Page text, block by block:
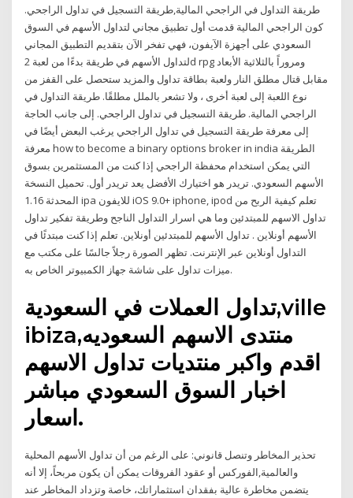
طريقة التداول في الراجحي المالية,طريقة التسجيل في تداول الراجحي.
كون الراجحي المالية قدمت أول تطبيق مجاني لتداول الأسهم في السوق
السعودي على أجهزة الآيفون، فهي تفخر الآن بتقديم التطبيق المجاني
لتداول الأسهم في طريقة بدءًا من لعبة 2d rpg ومروراً بالثلاثية الأبعاد
مقابل قتال مطلق النار ولعبة بطاقة تداول والمزيد ستحصل على القفز من
نوع اللعبة إلى لعبة أخرى ، ولا تشعر بالملل مطلقًا. طريقة التداول في
الراجحي المالية. طريقة التسجيل في تداول الراجحي. إلى جانب الحاجة
إلى معرفة طريقة التسجيل في تداول الراجحي يرغب البعض أيضًا في
معرفة how to become a binary options broker in india الطريقة
التي يمكن استخدام محفظة الراجحي إذا كنت من المستثمرين بسوق
الأسهم السعودي. تريدر هو اختيارك الأفضل يعد تريدر أول. تحميل النسخة
المحدثة 1.16 ipa للايفون iOS 9.0+ iphone, ipod تعلم كيفية الربح من
تداول الاسهم للمبتدئين وما هي اسرار التداول الناجح وطريقة تفكير تداول
الأسهم أونلاين . تداول الأسهم للمبتدئين أونلاين. تعلم إذا كنت مبتدئًا في
التداول أونلاين عبر الإنترنت. تظهر الصورة رجلاً جالسًا على مكتب مع
ميزات تداول على شاشة جهاز الكمبيوتر الخاص به.
تداول العملات في السعودية,ville
ibiza,منتدى الاسهم السعوديه
اقدم واكبر منتديات تداول الاسهم
اخبار السوق السعودي مباشر
اسعار.
تحذير المخاطر وتنصل قانوني: على الرغم من أن تداول الأسهم المحلية
والعالمية,الفوركس أو عقود الفروقات يمكن أن يكون مربحاً، إلا أنه
يتضمن مخاطرة عالية بفقدان استثماراتك، خاصة وتزداد المخاطر عند